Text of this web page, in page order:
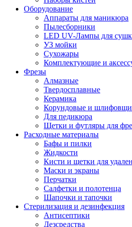
Оборудование
Аппараты для маникюра
Пылесборники
LED UV-Лампы для
УЗ мойки
Сухожары
Комплектующие и
Фрезы
Алмазные
Твердосплавные
Керамика
Корундовые и
Для педикюра
Щетки и футляры для
Расходные материалы
Бафы и пилки
Жидкости
Кисти и щетки для
Маски и экраны
Перчатки
Салфетки и полотенца
Шапочки и тапочки
Стерилизация и дезинфекция
Антисептики
Дезсредства